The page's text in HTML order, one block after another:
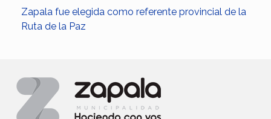
Zapala fue elegida como referente provincial de la
Ruta de la Paz